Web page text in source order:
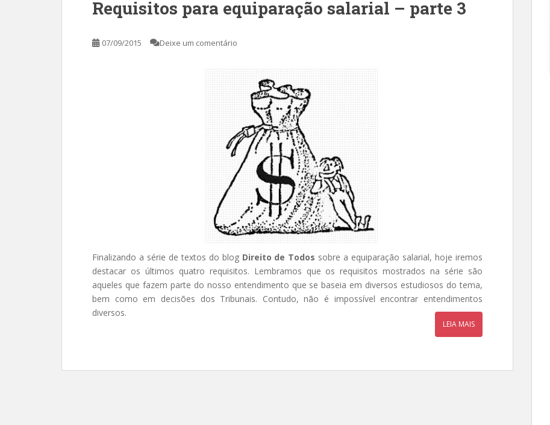
Requisitos para equiparação salarial – parte 3
07/09/2015 Deixe um comentário
Finalizando a série de textos do blog Direito de Todos sobre a equiparação salarial, hoje iremos
destacar os últimos quatro requisitos. Lembramos que os requisitos mostrados na série são
aqueles que fazem parte do nosso entendimento que se baseia em diversos estudiosos do tema,
bem como em decisões dos Tribunais. Contudo, não é impossível encontrar entendimentos
diversos.
LEIA MAIS